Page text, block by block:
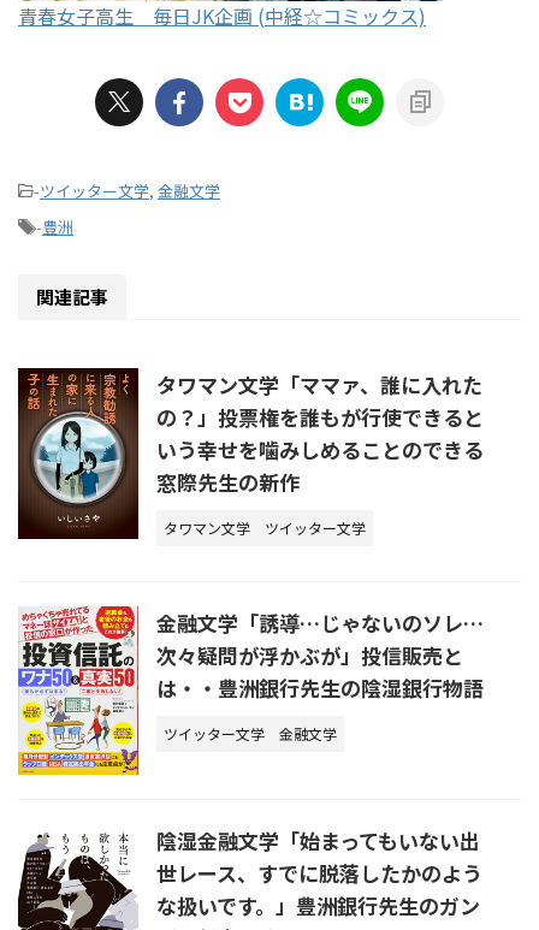
青春女子高生 毎日JK企画 (中経☆コミックス)
-ツイッター文学, 金融文学
-豊洲
関連記事
タワマン文学「ママァ、誰に入れた
の？」投票権を誰もが行使できると
いう幸せを噛みしめることのできる
窓際先生の新作
タワマン文学 ツイッター文学
金融文学「誘導…じゃないのソレ…
次々疑問が浮かぶが」投信販売と
は・・豊洲銀行先生の陰湿銀行物語
ツイッター文学 金融文学
陰湿金融文学「始まってもいない出
世レース、すでに脱落したかのよう
な扱いです。」豊洲銀行先生のガン